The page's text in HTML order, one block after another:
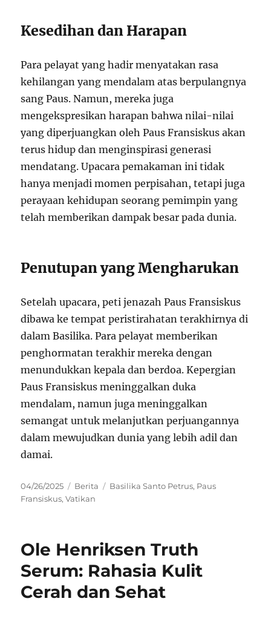
Kesedihan dan Harapan
Para pelayat yang hadir menyatakan rasa
kehilangan yang mendalam atas berpulangnya
sang Paus. Namun, mereka juga
mengekspresikan harapan bahwa nilai-nilai
yang diperjuangkan oleh Paus Fransiskus akan
terus hidup dan menginspirasi generasi
mendatang. Upacara pemakaman ini tidak
hanya menjadi momen perpisahan, tetapi juga
perayaan kehidupan seorang pemimpin yang
telah memberikan dampak besar pada dunia.
Penutupan yang Mengharukan
Setelah upacara, peti jenazah Paus Fransiskus
dibawa ke tempat peristirahatan terakhirnya di
dalam Basilika. Para pelayat memberikan
penghormatan terakhir mereka dengan
menundukkan kepala dan berdoa. Kepergian
Paus Fransiskus meninggalkan duka
mendalam, namun juga meninggalkan
semangat untuk melanjutkan perjuangannya
dalam mewujudkan dunia yang lebih adil dan
damai.
Posted
on
04/26/2025 Categories
Berita Tags
Basilika Santo Petrus, Paus
Fransiskus,Vatikan
Ole Henriksen Truth
Serum: Rahasia Kulit
Cerah dan Sehat